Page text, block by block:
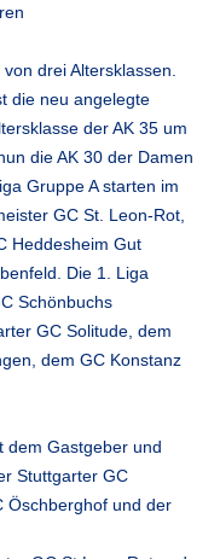
drei Altersklassen.
die neu angelegte
der AK 35 um
die AK 30 der Damen
Gruppe A starten im
GC St. Leon-Rot,
Heddesheim Gut
Die 1. Liga
Schönbuchs
GC Solitude, dem
dem GC Konstanz
dem Gastgeber und
Stuttgarter GC
Öschberghof und der